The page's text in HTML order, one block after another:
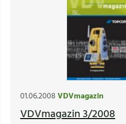
01.06.2008VDVmagazin
VDVmagazin 3/2008